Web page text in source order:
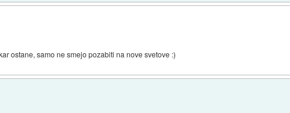
ostane, samo ne smejo pozabiti na nove svetove :)